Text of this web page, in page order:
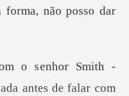
forma,
enhor Smith -